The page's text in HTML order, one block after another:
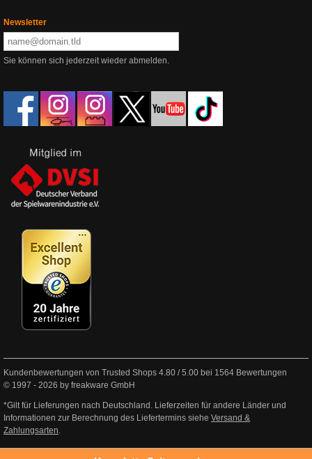
Newsletter
Sie können sich jederzeit wieder abmelden.
Kundenbewertungen von Trusted Shops 4.80 /5.00 bei 1564 Bewertungen
© 1997 - 2026 by freakware GmbH
*Gilt für Lieferungen nach Deutschland. Lieferzeiten für andere Länder und
Informationen zur Berechnung des Liefertermins siehe Versand &
Zahlungsarten.